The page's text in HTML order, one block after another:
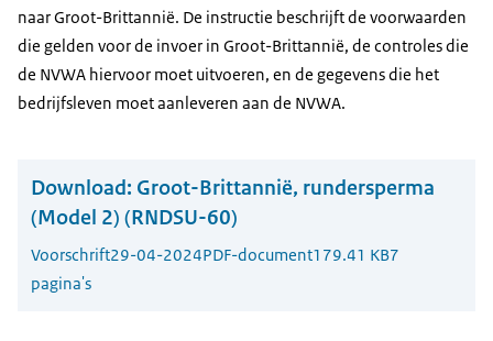
naar Groot-Brittannië. De instructie beschrijft de voorwaarden
die gelden voor de invoer in Groot-Brittannië, de controles die
de NVWA hiervoor moet uitvoeren, en de gegevens die het
bedrijfsleven moet aanleveren aan de NVWA.
Download: Groot-Brittannië, rundersperma
(Model 2) (RNDSU-60)
Voorschrift29-04-2024PDF-document179.41 KB7
pagina's